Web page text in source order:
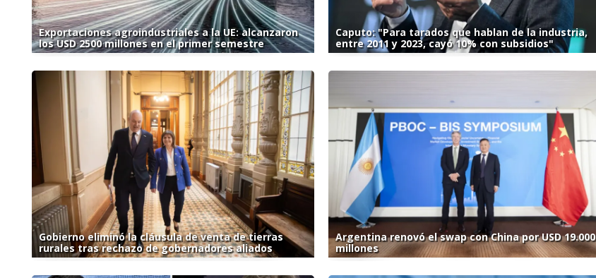
Exportaciones agroindustriales a la UE: alcanzaron
los USD 2500 millones en el primer semestre
Caputo: "Para tarados que hablan de la industria,
entre 2011 y 2023, cayó 10% con subsidios"
Gobierno eliminó la cláusula de venta de tierras
rurales tras rechazo de gobernadores aliados
Argentina renovó el swap con China por USD 19.000
millones